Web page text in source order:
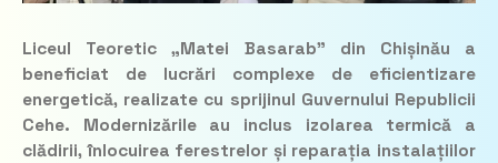
Liceul Teoretic „Matei Basarab” din Chișinău a
beneficiat de lucrări complexe de eficientizare
energetică, realizate cu sprijinul Guvernului Republicii
Cehe. Modernizările au inclus izolarea termică a
clădirii, înlocuirea ferestrelor și reparația instalațiilor